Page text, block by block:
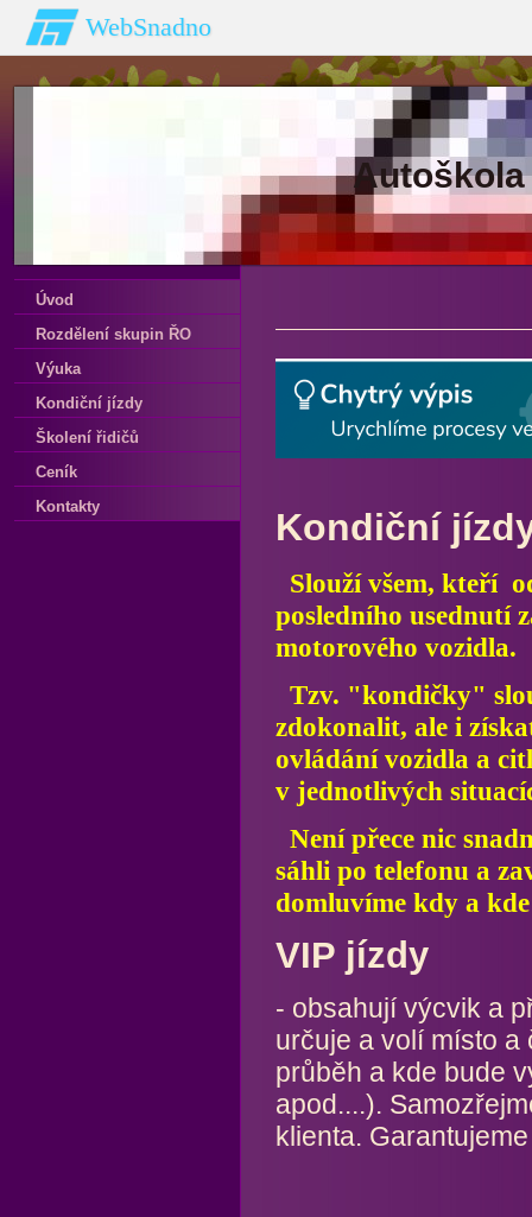
WebSnadno
Kondiční
Slouží všem, kteří
posledního
motorového vozidla.
Tzv. "kondičky"
zdokonalit, ale i
ovládání vozidla a
v jednotlivých
Není přece nic
sáhli po telefonu a
domluvíme kdy a
VIP jízdy
- obsahují výcvik a
určuje a volí místo
průběh a kde bude
apod....).
klienta.
Úvod
Rozdělení skupin ŘO
Výuka
Kondiční jízdy
Školení řidičů
Ceník
Kontakty